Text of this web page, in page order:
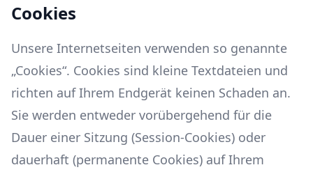
Cookies
Unsere Internetseiten verwenden so genannte
„Cookies“. Cookies sind kleine Textdateien und
richten auf Ihrem Endgerät keinen Schaden an.
Sie werden entweder vorübergehend für die
Dauer einer Sitzung (Session-Cookies) oder
dauerhaft (permanente Cookies) auf Ihrem